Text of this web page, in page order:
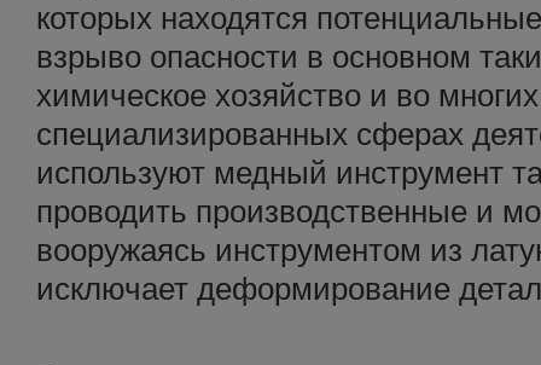
которых находятся
взрыво опасности в основном
химическое хозяйство и во
специализированных сферах
используют медный инструмент
проводить производственные и
вооружаясь инструментом из
исключает деформирование